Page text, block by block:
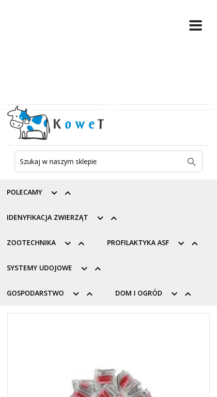

 
POLECAMY
 
IDENYFIKACJA ZWIERZĄT
 
ZOOTECHNIKA  
PROFILAKTYKA ASF
 
SYSTEMY UDOJOWE
 
GOSPODARSTWO  
DOM I OGRÓD